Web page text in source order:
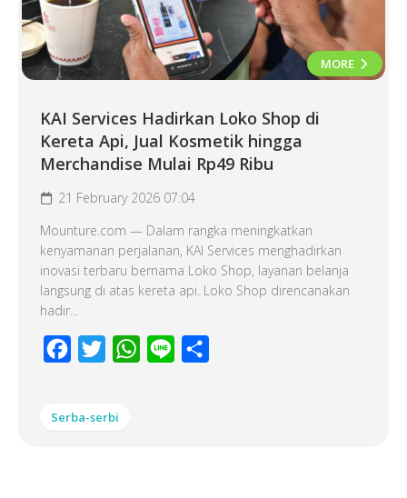
MORE
KAI Services Hadirkan Loko Shop di
Kereta Api, Jual Kosmetik hingga
Merchandise Mulai Rp49 Ribu
21 February 2026 07:04
Mounture.com — Dalam rangka meningkatkan
kenyamanan perjalanan, KAI Services menghadirkan
inovasi terbaru bernama Loko Shop, layanan belanja
langsung di atas kereta api. Loko Shop direncanakan
hadir...
Facebook
Twitter WhatsApp
Line
Serba-serbi